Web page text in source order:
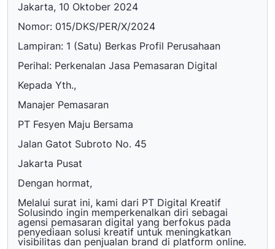
Jakarta, 10 Oktober 2024
Nomor: 015/DKS/PER/X/2024
Lampiran: 1 (Satu) Berkas Profil Perusahaan
Perihal: Perkenalan Jasa Pemasaran Digital
Kepada Yth.,
Manajer Pemasaran
PT Fesyen Maju Bersama
Jalan Gatot Subroto No. 45
Jakarta Pusat
Dengan hormat,
Melalui surat ini, kami dari PT Digital Kreatif
Solusindo ingin memperkenalkan diri sebagai
agensi pemasaran digital yang berfokus pada
penyediaan solusi kreatif untuk meningkatkan
visibilitas dan penjualan brand di platform online.